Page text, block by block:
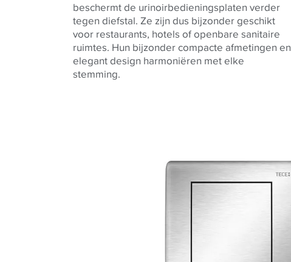
beschermt de urinoirbedieningsplaten verder
tegen diefstal. Ze zijn dus bijzonder geschikt
voor restaurants, hotels of openbare sanitaire
ruimtes. Hun bijzonder compacte afmetingen en
elegant design harmoniëren met elke
stemming.